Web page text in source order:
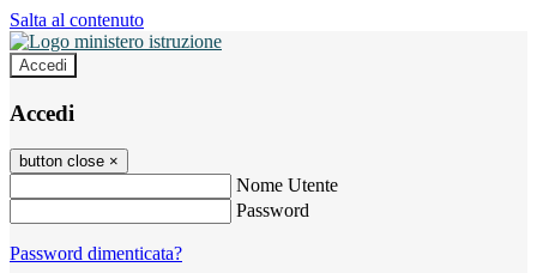
Salta al contenuto
Accedi
Accedi
button close ×
Nome Utente
Password
Password dimenticata?